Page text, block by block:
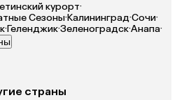
курорт·
Сезоны·Калининград·Сочи·
·Геленджик·Зеленоградск·Анапа·
страны